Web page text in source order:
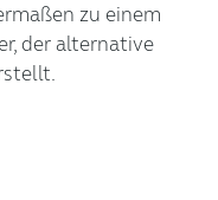
zu einem
der alternative